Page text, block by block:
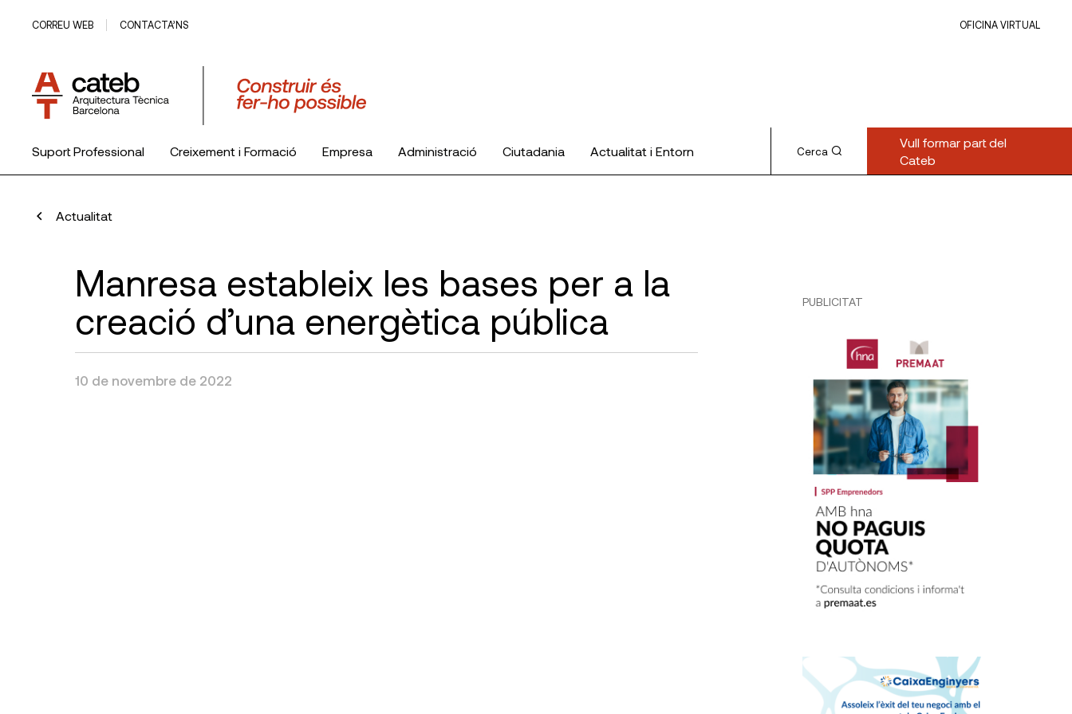
CORREU WEB CONTACTA’NS OFICINA VIRTUAL
Suport Professional Creixement i Formació Empresa Administració Ciutadania Actualitat i Entorn Cerca
Vull formar part del
Cateb
Actualitat
Manresa estableix les bases per a la
creació d’una energètica pública
10 de novembre de 2022
PUBLICITAT